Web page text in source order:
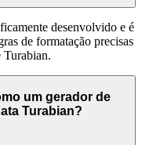
desenvolvido e é
de formatação precisas
Turabian.
um gerador de
Turabian?